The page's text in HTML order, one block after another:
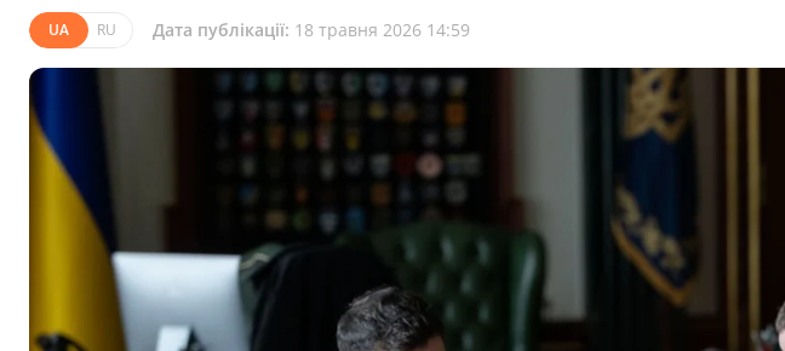
UA RU Дата публікації: 18 травня 2026 14:59